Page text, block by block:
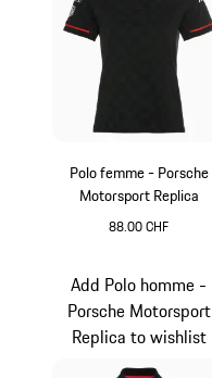
Polo femme - Porsche
Motorsport Replica
88.00 CHF
Add Polo homme -
Porsche Motorsport
Replica to wishlist